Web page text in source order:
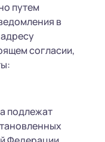
путем
в
согласии,
подлежат